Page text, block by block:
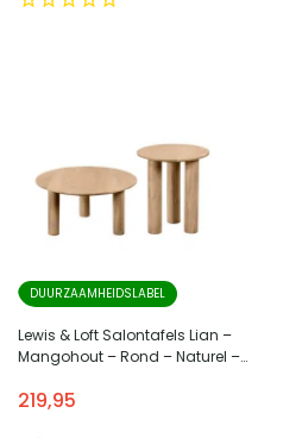
DUURZAAMHEIDSLABEL
Lewis & Loft Salontafels Lian –
Mangohout – Rond – Naturel –
219,95